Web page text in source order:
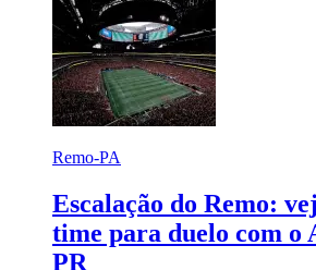
Remo-PA
Escalação do Remo:
time para duelo com o
PR